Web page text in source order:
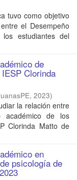
tuvo como objetivo
el Desempeño
estudiantes del
de
Clorinda
, 2023)
la relación entre
académico de los
Clorinda Matto de
en
psicología de